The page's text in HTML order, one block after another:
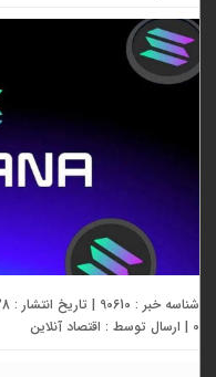
شناسه خبر : 90610 | تاریخ انتشار : 28 می 2025 - 16:09 | 84 بازدید | تعداد دیدگاه :
| ارسال توسط :اقتصاد آنلاین